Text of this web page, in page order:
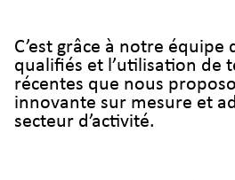
C’est grâce à notre équipe
qualifiés et l’utilisation de
récentes que nous
innovante sur mesure et
secteur d’activité.